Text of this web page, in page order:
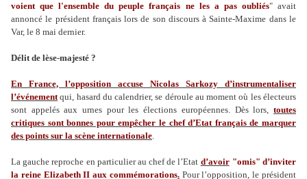
voient que l'ensemble du peuple français ne les a pas oubliés" avait
annoncé le président français lors de son discours à Sainte-Maxime dans le
Var, le 8 mai dernier.
Délit de lèse-majesté ?
En France, l’opposition accuse Nicolas Sarkozy d’instrumentaliser
l’événementqui, hasard du calendrier, se déroule au moment où les électeurs
sont appelés aux urnes pour les élections européennes. Dès lors, toutes
critiques sont bonnes pour empêcher le chef d’Etat français de marquer
des points sur la scène internationale.
La gauche reproche en particulier au chef de l’Etat d’avoir "omis" d’inviter
la reine Elizabeth II aux commémorations.Pour l’opposition, le président